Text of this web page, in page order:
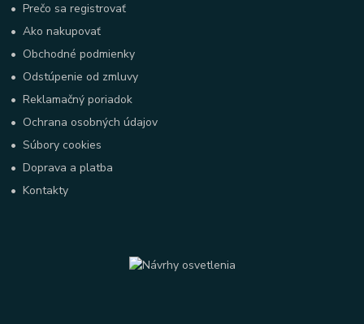
•Prečo sa registrovať
•Ako nakupovať
• Obchodné podmienky
• Odstúpenie od zmluvy
•Reklamačný poriadok
• Ochrana osobných údajov
•Súbory cookies
•Doprava a platba
•Kontakty